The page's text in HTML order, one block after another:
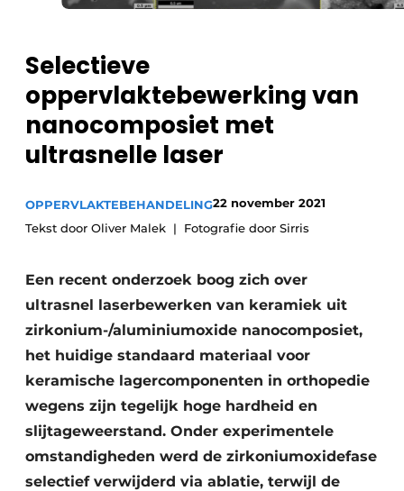
Selectieve
oppervlaktebewerking van
nanocomposiet met
ultrasnelle laser
OPPERVLAKTEBEHANDELING22 november 2021
Tekst door Oliver Malek
Fotografie door Sirris
Een recent onderzoek boog zich over
ultrasnel laserbewerken van keramiek uit
zirkonium-/aluminiumoxide nanocomposiet,
het huidige standaard materiaal voor
keramische lagercomponenten in orthopedie
wegens zijn tegelijk hoge hardheid en
slijtageweerstand. Onder experimentele
omstandigheden werd de zirkoniumoxidefase
selectief verwijderd via ablatie, terwijl de